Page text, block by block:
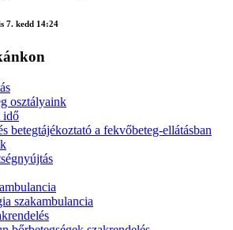
7. kedd 14:24
osztályaink
idő
betegtájékoztató a fekvőbeteg-ellátásban
szakambulancia